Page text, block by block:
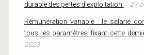
durable des pertes d’exploitation
27
Rémunération variable : le salarié
tous les paramètres fixant cette
2023